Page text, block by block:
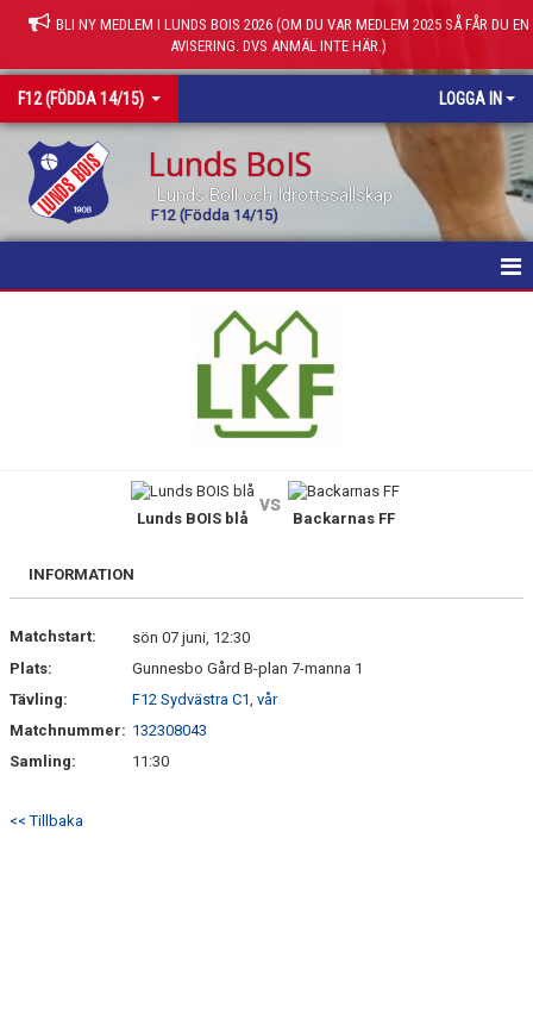
BLI NY MEDLEM I LUNDS BOIS 2026 (OM DU VAR MEDLEM 2025 SÅ FÅR DU EN
AVISERING. DVS ANMÄL INTE HÄR.)
F12 (FÖDDA 14/15) LOGGA IN
Lunds BoIS
Lunds Boll och Idrottssällskap
F12 (Födda 14/15)
BILDGALLERI
KONTAKT
Lunds BOIS blå
vs
Backarnas FF
INFORMATION
Matchstart:
sön 07 juni, 12:30
Plats:
Gunnesbo Gård B-plan 7-manna 1
Tävling:
F12 Sydvästra C1, vår
Matchnummer: 132308043
Samling:
11:30
<< Tillbaka